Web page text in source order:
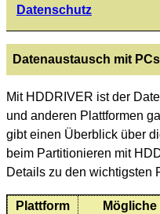
Datenschutz
Datenaustausch mit
Mit HDDRIVER ist der
und anderen Plattformen
gibt einen Überblick über
beim Partitionieren mit
Details zu den wichtigsten
Plattform